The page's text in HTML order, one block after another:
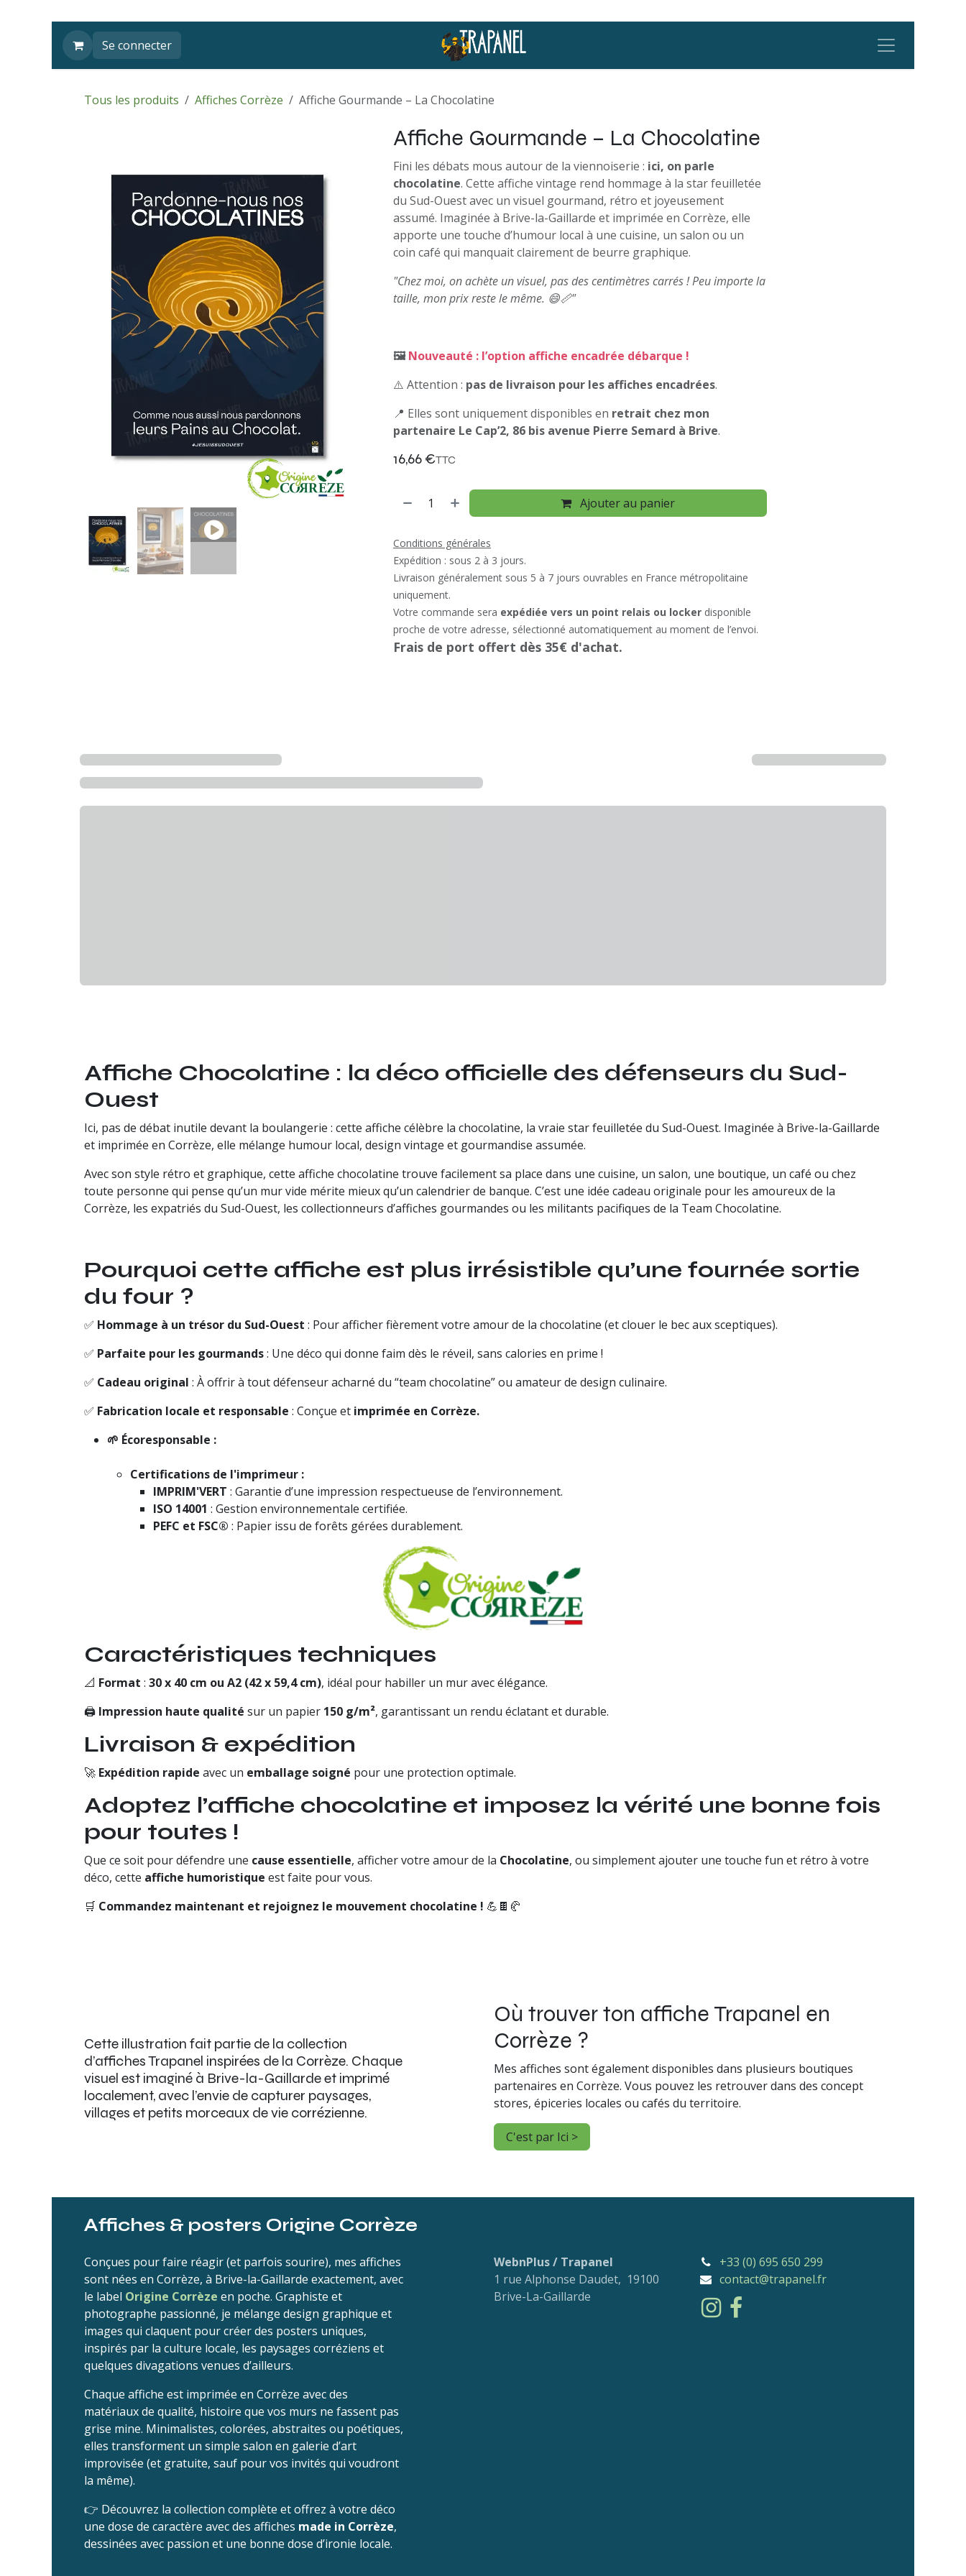
Se rendre au contenu
Se connecter
Tous les produits Affiches Corrèze Affiche Gourmande – La Chocolatine
Affiche Gourmande – La Chocolatine
Fini les débats mous autour de la viennoiserie : ici, on parle
chocolatine. Cette affiche vintage rend hommage à la star feuilletée
du Sud-Ouest avec un visuel gourmand, rétro et joyeusement
assumé. Imaginée à Brive-la-Gaillarde et imprimée en Corrèze, elle
apporte une touche d’humour local à une cuisine, un salon ou un
coin café qui manquait clairement de beurre graphique.
"Chez moi, on achète un visuel, pas des centimètres carrés ! Peu importe la
taille, mon prix reste le même. 😄📏"
🖼️Nouveauté : l’option affiche encadrée débarque !
⚠️ Attention : pas de livraison pour les affiches encadrées.
📍 Elles sont uniquement disponibles en retrait chez mon
partenaire Le Cap’2, 86 bis avenue Pierre Semard à Brive.
16,66€TTC
Ajouter au panier
Conditions générales
Expédition : sous 2 à 3 jours.
Livraison généralement sous 5 à 7 jours ouvrables en France métropolitaine
uniquement.
Votre commande sera expédiée vers un point relais ou lockerdisponible
proche de votre adresse, sélectionné automatiquement au moment de l’envoi.
Frais de port offert dès 35€ d'achat.
Affiche Chocolatine : la déco officielle des défenseurs du Sud-
Ouest
Ici, pas de débat inutile devant la boulangerie : cette affiche célèbre la chocolatine, la vraie star feuilletée du Sud-Ouest. Imaginée à Brive-la-Gaillarde
et imprimée en Corrèze, elle mélange humour local, design vintage et gourmandise assumée.
Avec son style rétro et graphique, cette affiche chocolatine trouve facilement sa place dans une cuisine, un salon, une boutique, un café ou chez
toute personne qui pense qu’un mur vide mérite mieux qu’un calendrier de banque. C’est une idée cadeau originale pour les amoureux de la
Corrèze, les expatriés du Sud-Ouest, les collectionneurs d’affiches gourmandes ou les militants pacifiques de la Team Chocolatine.
Pourquoi cette affiche est plus irrésistible qu’une fournée sortie
du four ?
✅ Hommage à un trésor du Sud-Ouest : Pour afficher fièrement votre amour de la chocolatine (et clouer le bec aux sceptiques).
✅ Parfaite pour les gourmands: Une déco qui donne faim dès le réveil, sans calories en prime !
✅ Cadeau original : À offrir à tout défenseur acharné du “team chocolatine” ou amateur de design culinaire.
✅ Fabrication locale et responsable : Conçue et imprimée en Corrèze.
🌱 Écoresponsable :
Certifications de l'imprimeur :
IMPRIM'VERT : Garantie d’une impression respectueuse de l’environnement.
ISO 14001 : Gestion environnementale certifiée.
PEFC et FSC® : Papier issu de forêts gérées durablement.
Caractéristiques techniques
📐 Format : 30 x 40 cm ou A2 (42 x 59,4 cm), idéal pour habiller un mur avec élégance.
🖨 Impression haute qualité sur un papier 150 g/m², garantissant un rendu éclatant et durable.
Livraison & expédition
🚀 Expédition rapide avec un emballage soigné pour une protection optimale.
Adoptez l’affiche chocolatine et imposez la vérité une bonne fois
pour toutes !
Que ce soit pour défendre une cause essentielle, afficher votre amour de la Chocolatine, ou simplement ajouter une touche fun et rétro à votre
déco, cette affiche humoristique est faite pour vous.
🛒 Commandez maintenant et rejoignez le mouvement chocolatine ! 💪🍫🥐
Cette illustration fait partie de la collection
d’affiches Trapanel inspirées de la Corrèze. Chaque
visuel est imaginé à Brive-la-Gaillarde et imprimé
localement, avec l’envie de capturer paysages,
villages et petits morceaux de vie corrézienne.
Où trouver ton affiche Trapanel en
Corrèze ?
Mes affiches sont également disponibles dans plusieurs boutiques
partenaires en Corrèze. Vous pouvez les retrouver dans des concept
stores, épiceries locales ou cafés du territoire.
C'est par Ici >
Affiches & posters Origine Corrèze
Conçues pour faire réagir (et parfois sourire), mes affiches
sont nées en Corrèze, à Brive-la-Gaillarde exactement, avec
le label Origine Corrèze en poche. Graphiste et
photographe passionné, je mélange design graphique et
images qui claquent pour créer des posters uniques,
inspirés par la culture locale, les paysages corréziens et
quelques divagations venues d’ailleurs.
Chaque affiche est imprimée en Corrèze avec des
matériaux de qualité, histoire que vos murs ne fassent pas
grise mine. Minimalistes, colorées, abstraites ou poétiques,
elles transforment un simple salon en galerie d’art
improvisée (et gratuite, sauf pour vos invités qui voudront
la même).
👉 Découvrez la collection complète et offrez à votre déco
une dose de caractère avec des affiches made in Corrèze,
dessinées avec passion et une bonne dose d’ironie locale.
WebnPlus / Trapanel
1 rue Alphonse Daudet, 19100
Brive-La-Gaillarde
+33 (0) 695 650 299
contact@trapanel.fr